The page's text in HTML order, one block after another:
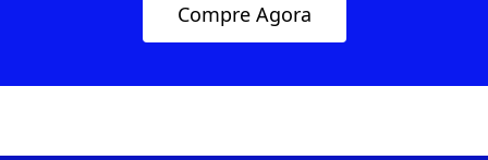
Compre Agora